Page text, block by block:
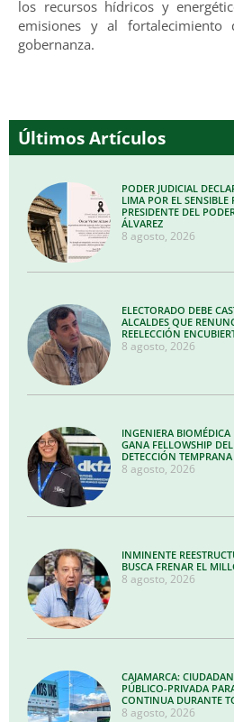
los recursos hídricos y
emisiones y al fortalecimiento
gobernanza.
Últimos Artículos
PODER JUDICIAL
LIMA POR EL SENSIBLE
PRESIDENTE DEL
ÁLVAREZ
8 agosto, 2026
ELECTORADO DEBE
ALCALDES QUE
REELECCIÓN
8 agosto, 2026
INGENIERA BIOMÉDICA
GANA FELLOWSHIP
DETECCIÓN
8 agosto, 2026
INMINENTE
BUSCA FRENAR EL
8 agosto, 2026
CAJAMARCA:
PÚBLICO-PRIVADA
CONTINUA DURANTE
8 agosto, 2026